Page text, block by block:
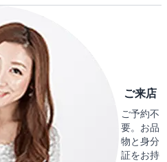
ご来店
ご予約不
要。お品
物と身分
証をお持